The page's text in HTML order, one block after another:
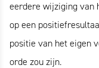
eerdere wijziging van
op een
positie van het eigen
orde zou zijn.